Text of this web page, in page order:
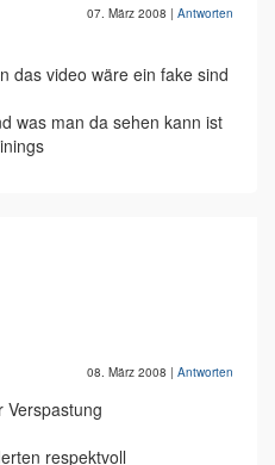
07. März 2008 | Antworten
das video wäre ein fake sind
was man da sehen kann ist
08. März 2008 | Antworten
Verspastung
respektvoll